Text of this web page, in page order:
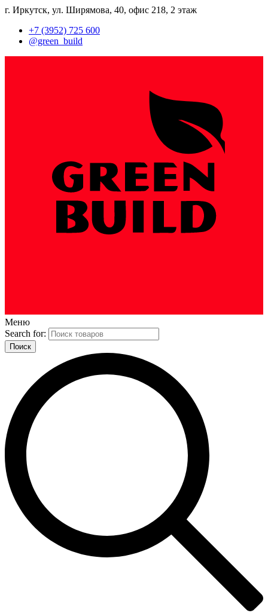
​г. Иркутск, ул. Ширямова, 40, ​офис 218, 2 этаж
​+7 (3952) 725 600
​@green_build
Меню
Search for: